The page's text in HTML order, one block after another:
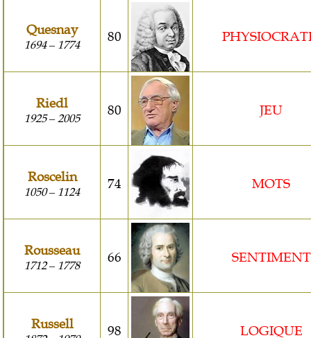
Quesnay
1694– 1774 80
Riedl
1925– 2005 80 JEU
Roscelin
1050– 1124 74 MOTS
Rousseau
1712– 1778 66 SENTIMENT
Russell 98 LOGIQUE